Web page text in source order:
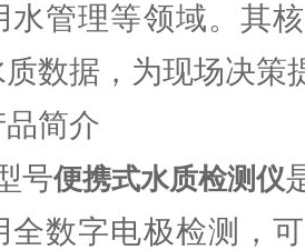
水管理等领域。其
数据，为现场决策
简介
号便携式水质检测仪
全数字电极检测，